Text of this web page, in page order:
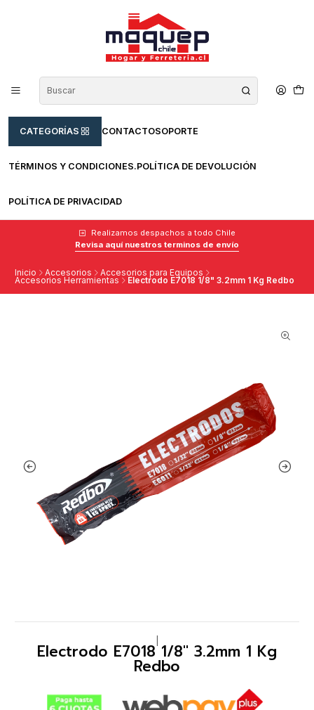
CATEGORÍAS CONTACTOSOPORTE
TÉRMINOS Y CONDICIONES.POLÍTICA DE DEVOLUCIÓN
POLÍTICA DE PRIVACIDAD
Realizamos despachos a todo Chile
Revisa aquí nuestros terminos de envío
Inicio Accesorios Accesorios para Equipos
Accesorios Herramientas Electrodo E7018 1/8" 3.2mm 1 Kg Redbo
Electrodo E7018 1/8" 3.2mm 1 Kg
Redbo